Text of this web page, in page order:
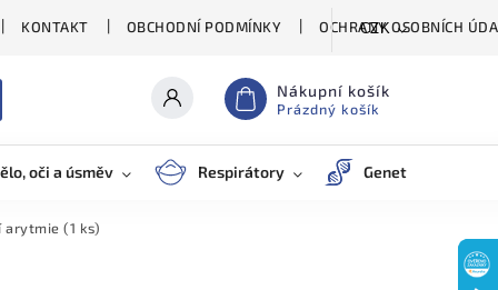
KONTAKT OBCHODNÍ PODMÍNKY OCHRANY OSOBNÍCH
CZK
Nákupní košík
Prázdný košík
oči a úsměv Respirátory Genetické testy
arytmie (1 ks)